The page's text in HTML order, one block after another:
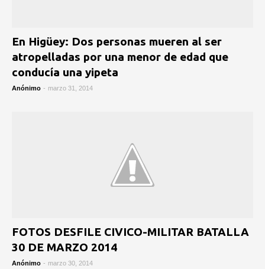
En Higüey: Dos personas mueren al ser
atropelladas por una menor de edad que
conducía una yipeta
Anónimo - marzo 31, 2014
FOTOS DESFILE CIVICO-MILITAR BATALLA
30 DE MARZO 2014
Anónimo - marzo 30, 2014